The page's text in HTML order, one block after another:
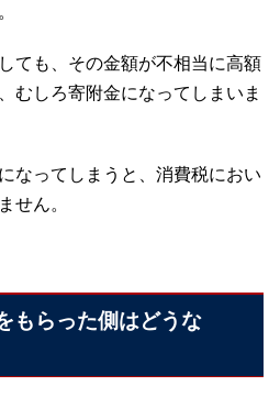
ても、その金額が不相当に高額
むしろ寄附金になってしまいま
なってしまうと、消費税におい
せん。
もらった側はどうな